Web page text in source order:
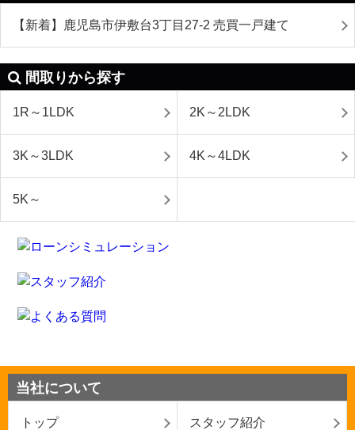
【新着】鹿児島市伊敷台3丁目27-2 売買一戸建て
間取りから探す
1R～1LDK 2K～2LDK
3K～3LDK 4K～4LDK
5K～
当社について
トップ スタッフ紹介